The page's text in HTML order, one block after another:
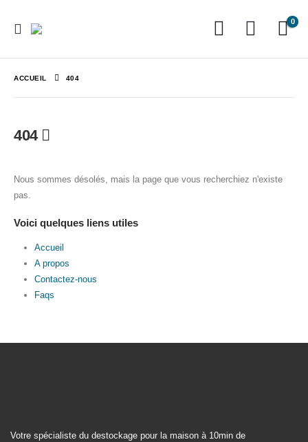
0
ACCUEIL 404
404
Nous sommes désolés, mais la page que vous recherchiez n'existe
pas.
Voici quelques liens utiles
Accueil
A propos
Contactez-nous
Faqs
Votre spécialiste du destockage pour la maison à 10min de